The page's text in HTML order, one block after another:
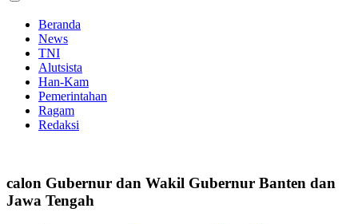
Beranda
News
TNI
Alutsista
Han-Kam
Pemerintahan
Ragam
Redaksi
calon Gubernur dan Wakil Gubernur Banten dan
Jawa Tengah